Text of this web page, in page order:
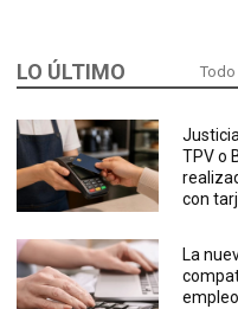
LO ÚLTIMO Todo
TPV o
con
La